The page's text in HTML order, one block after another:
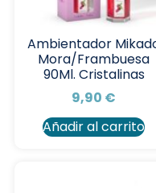
Ambientador
Mora/Frambuesa
90Ml. Cristalinas
9,90 €
Añadir al carrito